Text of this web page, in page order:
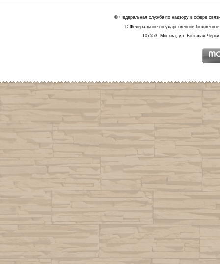
© Федеральная служба по надзору в сфере
© Федеральное государственное
107553, Москва, ул. Большая